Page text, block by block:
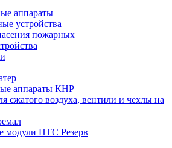
аппараты
устройства
пожарных
аппараты КНР
сжатого воздуха, вентили и чехлы на
модули ПТС Резерв